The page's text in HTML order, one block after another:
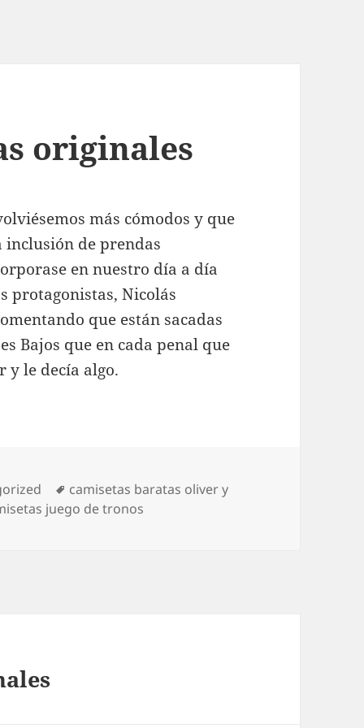
originales
más cómodos y que
de prendas
en nuestro día a día
protagonistas, Nicolás
que están sacadas
Bajos que en cada penal que
y le decía algo.
Etiquetas
camisetas baratas oliver y
juego de tronos